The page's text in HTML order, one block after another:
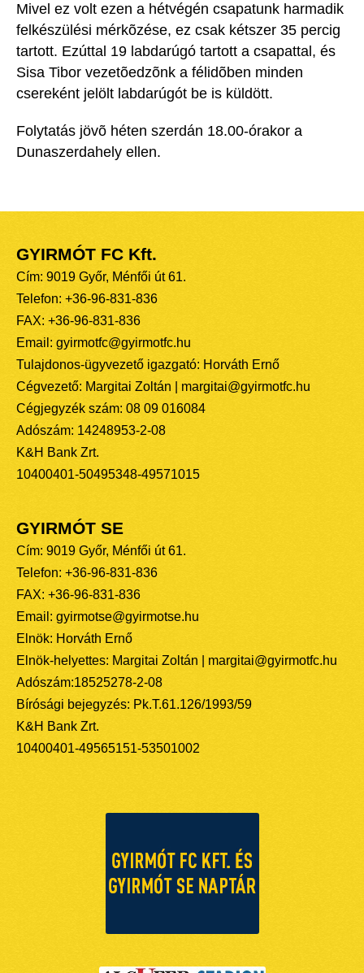
Mivel ez volt ezen a hétvégén csapatunk harmadik
felkészülési mérkõzése, ez csak kétszer 35 percig
tartott. Ezúttal 19 labdarúgó tartott a csapattal, és
Sisa Tibor vezetõedzõnk a félidõben minden
csereként jelölt labdarúgót be is küldött.
Folytatás jövõ héten szerdán 18.00-órakor a
Dunaszerdahely ellen.
GYIRMÓT FC Kft.
Cím: 9019 Győr, Ménfői út 61.
Telefon: +36-96-831-836
FAX: +36-96-831-836
Email: gyirmotfc@gyirmotfc.hu
Tulajdonos-ügyvezető igazgató: Horváth Ernő
Cégvezető: Margitai Zoltán | margitai@gyirmotfc.hu
Cégjegyzék szám: 08 09 016084
Adószám: 14248953-2-08
K&H Bank Zrt.
10400401-50495348-49571015
GYIRMÓT SE
Cím: 9019 Győr, Ménfői út 61.
Telefon: +36-96-831-836
FAX: +36-96-831-836
Email: gyirmotse@gyirmotse.hu
Elnök: Horváth Ernő
Elnök-helyettes: Margitai Zoltán | margitai@gyirmotfc.hu
Adószám:18525278-2-08
Bírósági bejegyzés: Pk.T.61.126/1993/59
K&H Bank Zrt.
10400401-49565151-53501002